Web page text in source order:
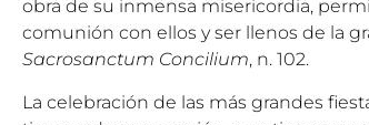
obra de su inmensa misericordia,
comunión con ellos y ser llenos de la
Sacrosanctum Concilium, n. 102.
La celebración de las más grandes